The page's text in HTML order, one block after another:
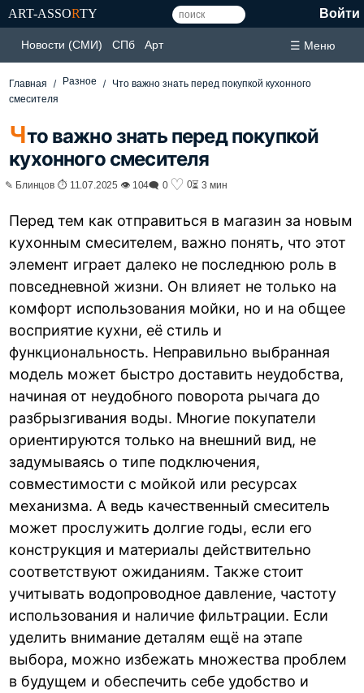
ART-ASSORTY Войти
Новости (СМИ) СПб Арт ☰ Меню
Главная Разное
Что важно знать перед покупкой кухонного
смесителя
Что важно знать перед покупкой
кухонного смесителя
✎ Блинцов ⏱ 11.07.2025 👁 104🗨 0 ♡ 0⏳ 3 мин
Перед тем как отправиться в магазин за новым
кухонным смесителем, важно понять, что этот
элемент играет далеко не последнюю роль в
повседневной жизни. Он влияет не только на
комфорт использования мойки, но и на общее
восприятие кухни, её стиль и
функциональность. Неправильно выбранная
модель может быстро доставить неудобства,
начиная от неудобного поворота рычага до
разбрызгивания воды. Многие покупатели
ориентируются только на внешний вид, не
задумываясь о типе подключения,
совместимости с мойкой или ресурсах
механизма. А ведь качественный смеситель
может прослужить долгие годы, если его
конструкция и материалы действительно
соответствуют ожиданиям. Также стоит
учитывать водопроводное давление, частоту
использования и наличие фильтрации. Если
уделить внимание деталям ещё на этапе
выбора, можно избежать множества проблем
в будущем и обеспечить себе удобство и